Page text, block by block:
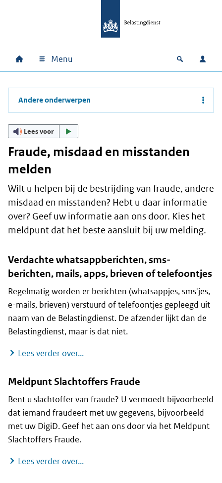
Hoofdnavigatie
Home Menu Open
Andere onderwerpen
Lees voor
Fraude, misdaad en misstanden
melden
Wilt u helpen bij de bestrijding van fraude, andere
misdaad en misstanden? Hebt u daar informatie
over? Geef uw informatie aan ons door. Kies het
meldpunt dat het beste aansluit bij uw melding.
Verdachte whatsappberichten, sms-
berichten, mails, apps, brieven of telefoontjes
Regelmatig worden er berichten (whatsappjes, sms'jes,
e-mails, brieven) verstuurd of telefoontjes gepleegd uit
naam van de Belastingdienst. De afzender lijkt dan de
Belastingdienst, maar is dat niet.
Lees verder over...Verdachte whatsappberichten, sms-
Meldpunt Slachtoffers Fraude
Bent u slachtoffer van fraude? U vermoedt bijvoorbeeld
dat iemand fraudeert met uw gegevens, bijvoorbeeld
met uw DigiD. Geef het aan ons door via het Meldpunt
Slachtoffers Fraude.
Lees verder over...Meldpunt Slachtoffers Fraude